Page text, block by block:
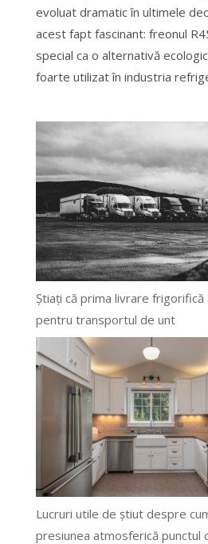
evoluat dramatic în ultimele
acest fapt fascinant: freonul
special ca o alternativă
foarte utilizat în industria
Știați că prima livrare
pentru transportul de unt
Lucruri utile de știut despre
presiunea atmosferică punctul